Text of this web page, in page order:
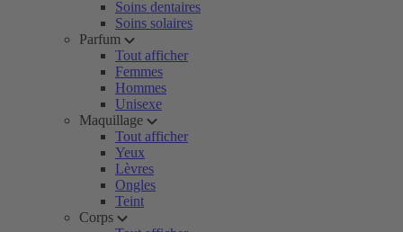
Soins dentaires
Soins solaires
Parfum
Tout afficher
Femmes
Hommes
Unisexe
Maquillage
Tout afficher
Yeux
Lèvres
Ongles
Teint
Corps